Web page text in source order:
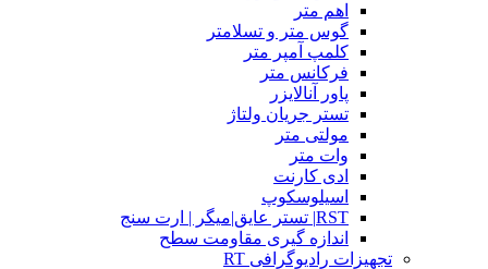
اهم متر
گوس متر و تسلامتر
کلمپ آمپر متر
فرکانس متر
پاور آنالایزر
تستر جریان ولتاژ
مولتی متر
وات متر
ادی کارنت
اسیلوسکوپ
RST| تستر عایق|میگر | ارت سنج
اندازه گیری مقاومت سطح
تجهیزات رادیوگرافی RT